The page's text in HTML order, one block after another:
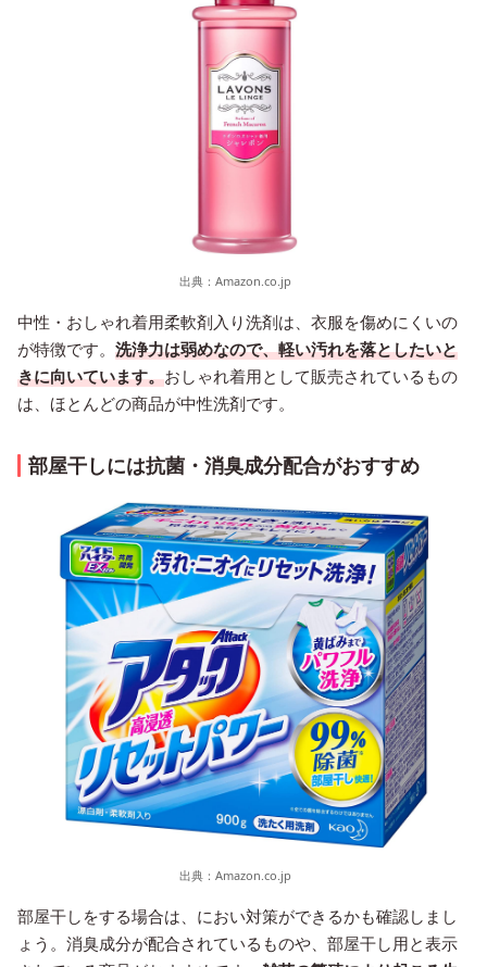
出典： Amazon.co.jp
中性・おしゃれ着用柔軟剤入り洗剤は、衣服を傷めにくいの
が特徴です。 洗浄力は弱めなので、軽い汚れを落としたいと
きに向いています。おしゃれ着用として販売されているもの
は、ほとんどの商品が中性洗剤です。
部屋干しには抗菌・消臭成分配合がおすすめ
出典： Amazon.co.jp
部屋干しをする場合は、におい対策ができるかも確認しまし
ょう。消臭成分が配合されているものや、部屋干し用と表示